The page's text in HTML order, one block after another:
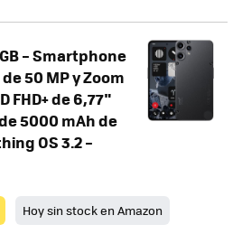
– Smartphone
50 MP y Zoom
FHD+ de 6,77"
5000 mAh de
OS 3.2 –
Hoy sin stock en Amazon